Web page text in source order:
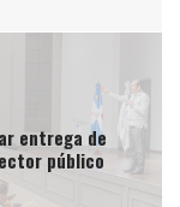
entrega de
público